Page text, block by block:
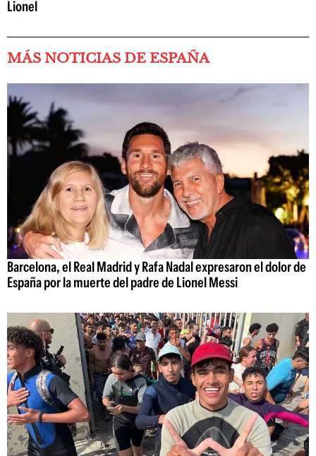
Lionel
MÁS NOTICIAS DE ESPAÑA
Barcelona, el Real Madrid y Rafa Nadal expresaron el dolor de
España por la muerte del padre de Lionel Messi